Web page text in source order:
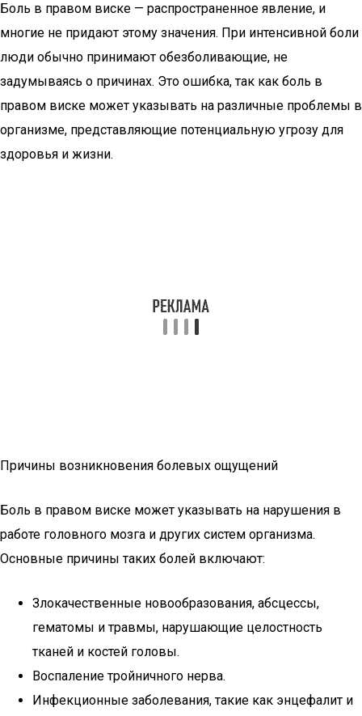
Боль в правом виске — распространенное явление, и
многие не придают этому значения. При интенсивной боли
люди обычно принимают обезболивающие, не
задумываясь о причинах. Это ошибка, так как боль в
правом виске может указывать на различные проблемы в
организме, представляющие потенциальную угрозу для
здоровья и жизни.
Причины возникновения болевых ощущений
Боль в правом виске может указывать на нарушения в
работе головного мозга и других систем организма.
Основные причины таких болей включают:
Злокачественные новообразования, абсцессы,
гематомы и травмы, нарушающие целостность
тканей и костей головы.
Воспаление тройничного нерва.
Инфекционные заболевания, такие как энцефалит и